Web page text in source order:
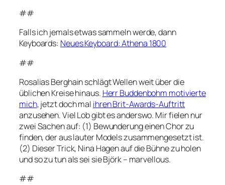
##
Falls ich jemals etwas sammeln werde, dann
Keyboards: Neues Keyboard: Athena 1800
##
RosaliasBerghainschlägt Wellen weit über die
üblichen Kreise hinaus. Herr Buddenbohm motivierte
mich, jetzt doch mal ihren Brit-Awards-Auftritt
anzusehen. Viel Lob gibt es anderswo. Mir fielen nur
zwei Sachen auf: (1) Bewunderung einen Chor zu
finden, der aus lauter Models zusammengesetzt ist.
(2) Dieser Trick, Nina Hagen auf die Bühne zu holen
und so zu tun als sei sie Björk – marvellous.
##